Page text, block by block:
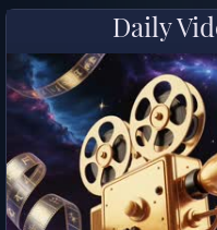
Daily